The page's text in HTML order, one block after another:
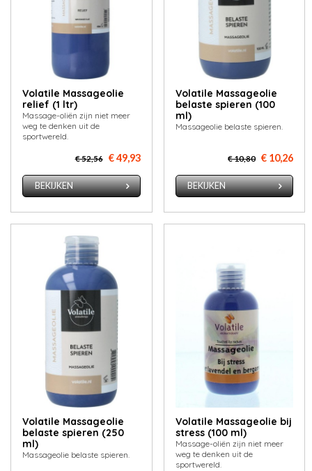
Volatile Massageolie
relief (1 ltr)
Massage-oliën zijn niet meer
weg te denken uit de
sportwereld.
€ 52,56 € 49,93
BEKIJKEN
Volatile Massageolie
belaste spieren (100
ml)
Massageolie belaste spieren.
€ 10,80 € 10,26
BEKIJKEN
Volatile Massageolie
belaste spieren (250
ml)
Massageolie belaste spieren.
Volatile Massageolie bij
stress (100 ml)
Massage-oliën zijn niet meer
weg te denken uit de
sportwereld.